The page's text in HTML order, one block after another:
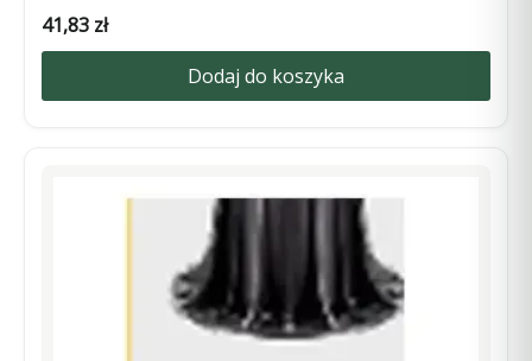
41,83 zł
Dodaj do koszyka